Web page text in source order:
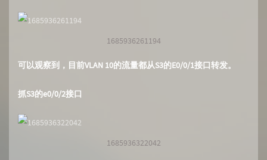
1685936261194
可以观察到，目前VLAN 10的流量都从S3的E0/0/1接口转发。
抓S3的e0/0/2接口
1685936322042